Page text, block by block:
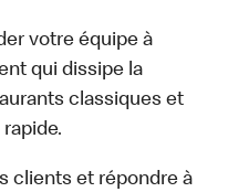
votre équipe à
qui dissipe la
classiques et
clients et répondre à